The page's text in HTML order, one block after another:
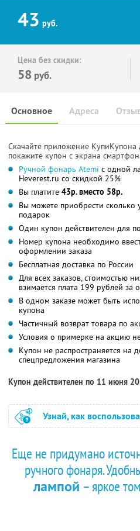
43 руб.
Цена без скидки:
58 руб.
Основное Адреса
Скачайте приложение КупиКупона
покажите купон с экрана
Ручной фонарь Atemi с одной
Heverest.ru со скидкой 25%
Вы платите 43р. вместо 58р.
Вы можете приобрести сколько
подарок
Один купон действителен для
Номер купона необходимо
оформлении заказа
Бесплатная доставка по России
Для всех заказов, стоимостью
взимается плата 199 рублей за
В одном заказе может быть
купона
Частичный возврат товара по
Условия о примерке на акцию
Купон не распространяется на
спецпредложения магазина
Купон действителен по 11 июня
Узнай, как
Еще не придумано
ручного фонаря.
лампой – яркое